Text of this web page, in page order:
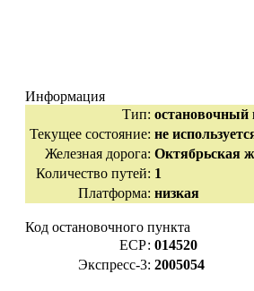
Информация
Тип: остановочный
Текущее состояние: не
Железная дорога: Октябрьская
Количество путей: 1
Платформа: низкая
Код остановочного пункта
ЕСР: 014520
Экспресс-3: 2005054